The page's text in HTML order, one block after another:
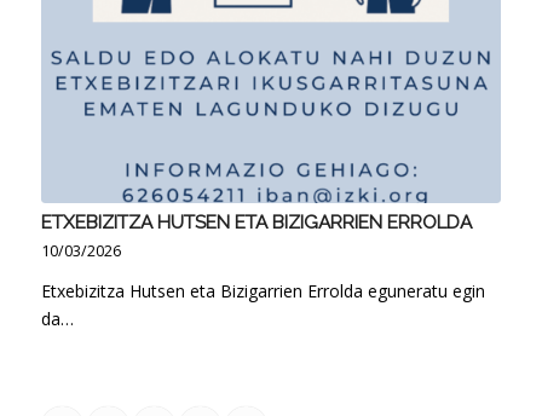
ETXEBIZITZA HUTSEN ETA BIZIGARRIEN ERROLDA
10/03/2026
Etxebizitza Hutsen eta Bizigarrien Errolda eguneratu egin
da…